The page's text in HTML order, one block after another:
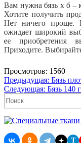
Вам нужна бязь х б –
Хотите получить
Нет ничего
ожидает широкий
ее приобретения
Приходите.
Просмотров: 1560
Навигация
по
записям
Предыдущая: Бязь
Следующая: Бязь 140
Поиск
T